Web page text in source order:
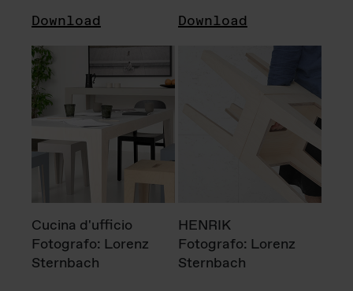
Download Download
Cucina d'ufficio
Fotografo: Lorenz
Sternbach
HENRIK
Fotografo: Lorenz
Sternbach